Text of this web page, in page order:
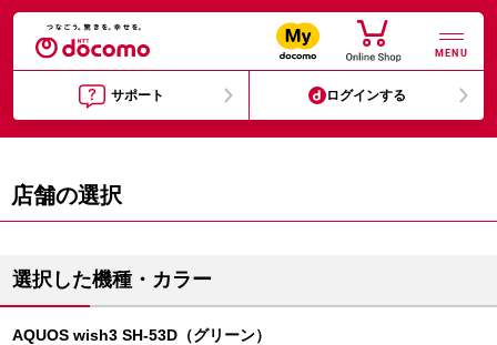
MENU
サポート ログインする
店舗の選択
選択した機種・カラー
AQUOS wish3 SH-53D（グリーン）